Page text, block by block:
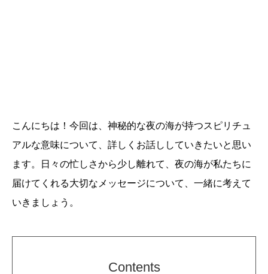
こんにちは！今回は、神秘的な夜の海が持つスピリチュ
アルな意味について、詳しくお話ししていきたいと思い
ます。日々の忙しさから少し離れて、夜の海が私たちに
届けてくれる大切なメッセージについて、一緒に考えて
いきましょう。
Contents